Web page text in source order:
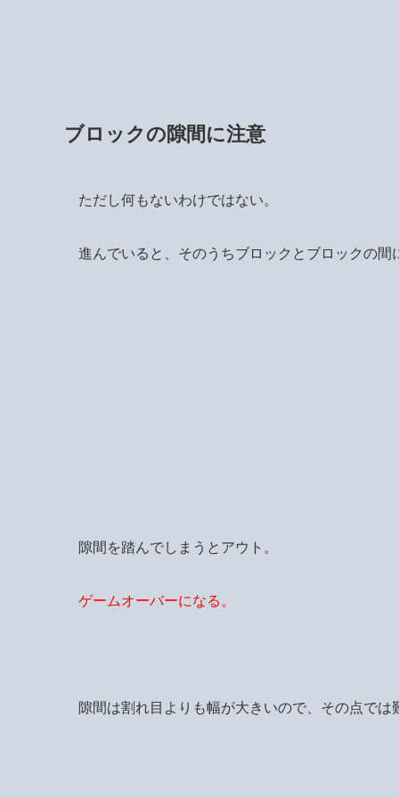
ブロックの隙間に注意
ただし何もないわけではない。
進んでいると、そのうちブロックとブロックの間
隙間を踏んでしまうとアウト。
ゲームオーバーになる。
隙間は割れ目よりも幅が大きいので、その点では